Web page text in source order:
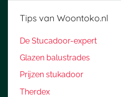
Tips van Woontoko.nl
De Stucadoor-expert
Glazen balustrades
Prijzen stukadoor
Therdex